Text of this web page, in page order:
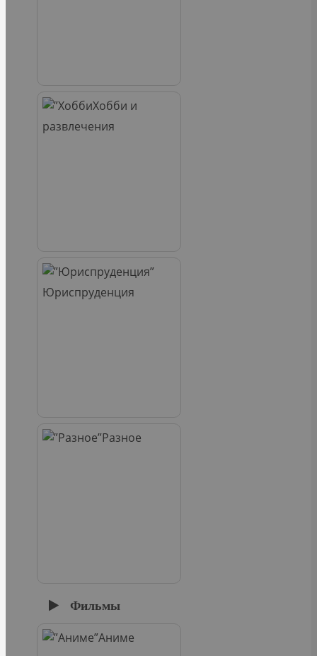
Хобби и
развлечения
Юриспруденция
Разное
Фильмы
Аниме